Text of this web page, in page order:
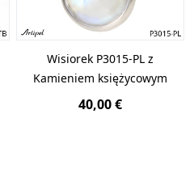
Wisiorek P3015-PL z
Kamieniem księżycowym
40,00 €